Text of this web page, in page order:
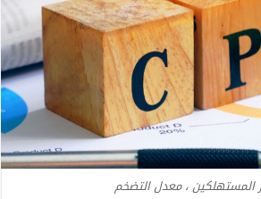
المستهلكين ، معدل التضخم